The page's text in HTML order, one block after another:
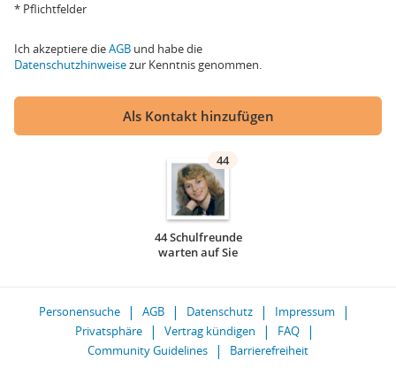
* Pflichtfelder
Ich akzeptiere dieAGB und habe die
Datenschutzhinweisezur Kenntnis genommen.
Als Kontakt hinzufügen
44
44 Schulfreunde
warten auf Sie
Personensuche AGB Datenschutz
Impressum
Privatsphäre
Vertrag kündigen
FAQ
Community Guidelines
Barrierefreiheit